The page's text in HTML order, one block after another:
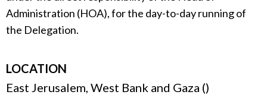
Administration (HOA), for the day-to-day running of
the Delegation.
LOCATION
East Jerusalem, West Bank and Gaza ()